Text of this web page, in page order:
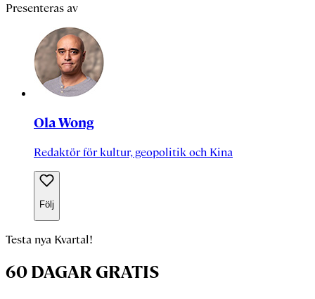
Presenteras av
Ola Wong
Redaktör för kultur, geopolitik och Kina
Följ
Testa nya Kvartal!
60 DAGAR GRATIS